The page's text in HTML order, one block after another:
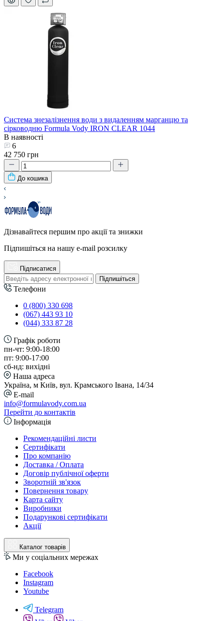
Система знезалізнення води з видаленням марганцю та
сірководню Formula Vody IRON CLEAR 1044
В наявності
6
42 750 грн
До кошика
Дізнавайтеся першим про акції та знижки
Підпишіться на нашу e-mail розсилку
Підписатися
Підпишіться
Телефони
0 (800) 330 698
(067) 443 93 10
(044) 333 87 28
Графік роботи
пн-чт: 9:00-18:00
пт: 9:00-17:00
сб-нд: вихідні
Наша адреса
Україна, м Київ, вул. Крамського Івана, 14/34
E-mail
info@formulavody.com.ua
Перейти до контактів
Інформація
Рекомендаційні листи
Сертифікати
Про компанію
Доставка / Оплата
Договір публічної оферти
Зворотній зв'язок
Повернення товару
Карта сайту
Виробники
Подарункові сертифікати
Акції
Каталог товарів
Ми у соціальних мережах
Facebook
Instagram
Youtube
Telegram